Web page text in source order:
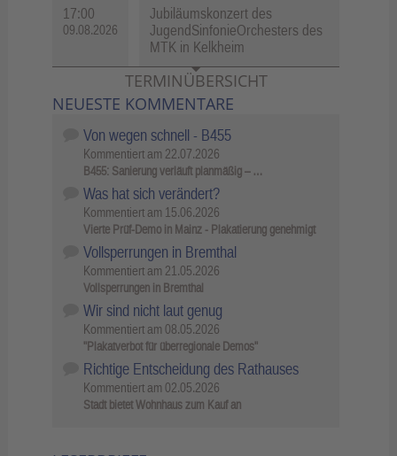
17:00
09.08.2026
Jubiläumskonzert des
JugendSinfonieOrchesters des
MTK in Kelkheim
TERMINÜBERSICHT
NEUESTE KOMMENTARE
Von wegen schnell - B455
Kommentiert am 22.07.2026
B455: Sanierung verläuft planmäßig – …
Was hat sich verändert?
Kommentiert am 15.06.2026
Vierte Prüf-Demo in Mainz - Plakatierung genehmigt
Vollsperrungen in Bremthal
Kommentiert am 21.05.2026
Vollsperrungen in Bremthal
Wir sind nicht laut genug
Kommentiert am 08.05.2026
"Plakatverbot für überregionale Demos"
Richtige Entscheidung des Rathauses
Kommentiert am 02.05.2026
Stadt bietet Wohnhaus zum Kauf an